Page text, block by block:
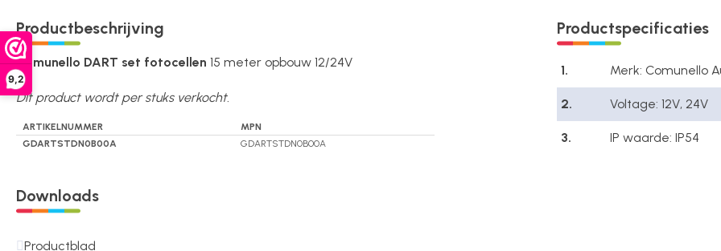
9,2
Over ons
Contact
Productbeschrijving
Comunello DART set fotocellen 15 meter opbouw 12/24V
Dit product wordt per stuks verkocht.
ARTIKELNUMMER
MPN
GDARTSTDN0B00A
GDARTSTDN0B00A
Productspecificaties
1. Merk: Comunello
2. Voltage: 12V, 24V
3. IP waarde: IP54
Downloads
Productblad